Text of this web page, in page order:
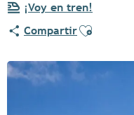
¡Voy en tren!
CompartirAjouter